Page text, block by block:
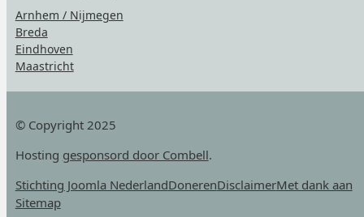
Arnhem / Nijmegen
Breda
Eindhoven
Maastricht
© Copyright 2025
Hosting gesponsord door Combell.
Stichting Joomla NederlandDonerenDisclaimerMet dank aan
Sitemap